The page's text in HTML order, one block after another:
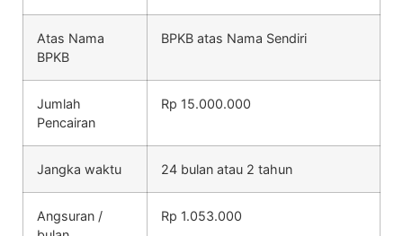
Atas Nama
BPKB
BPKB atas Nama Sendiri
Jumlah
Pencairan
Rp 15.000.000
Jangka waktu 24 bulan atau 2 tahun
Angsuran /
Rp 1.053.000